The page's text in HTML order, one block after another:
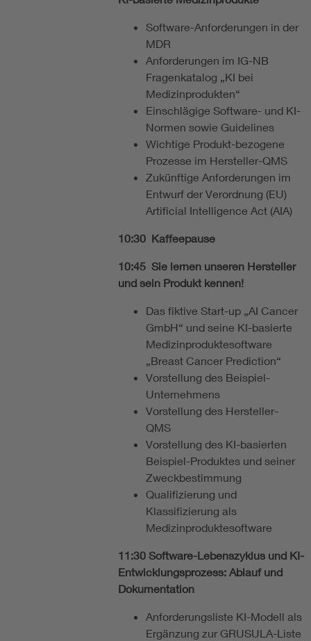
Software-Anforderungen in der
MDR
Anforderungen im IG-NB
Fragenkatalog „KI bei
Medizinprodukten“
Einschlägige Software- und KI-
Normen sowie Guidelines
Wichtige Produkt-bezogene
Prozesse im Hersteller-QMS
Zukünftige Anforderungen im
Entwurf der Verordnung (EU)
Artificial Intelligence Act (AIA)
10:30 Kaffeepause
10:45 Sie lernen unseren Hersteller
und sein Produkt kennen!
Das fiktive Start-up „AI Cancer
GmbH“ und seine KI-basierte
Medizinproduktesoftware
„Breast Cancer Prediction“
Vorstellung des Beispiel-
Unternehmens
Vorstellung des Hersteller-
QMS
Vorstellung des KI-basierten
Beispiel-Produktes und seiner
Zweckbestimmung
Qualifizierung und
Klassifizierung als
Medizinproduktesoftware
11:30 Software-Lebenszyklus und KI-
Entwicklungsprozess: Ablauf und
Dokumentation
Anforderungsliste KI-Modell als
Ergänzung zur GRUSULA-Liste